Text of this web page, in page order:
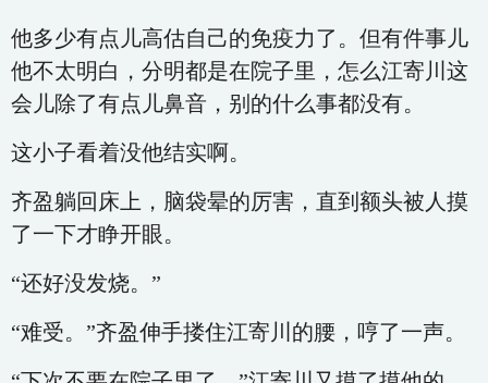
他多少有点儿高估自己的免疫力了。但有件事儿
他不太明白，分明都是在院子里，怎么江寄川这
会儿除了有点儿鼻音，别的什么事都没有。
这小子看着没他结实啊。
齐盈躺回床上，脑袋晕的厉害，直到额头被人摸
了一下才睁开眼。
“还好没发烧。”
“难受。”齐盈伸手搂住江寄川的腰，哼了一声。